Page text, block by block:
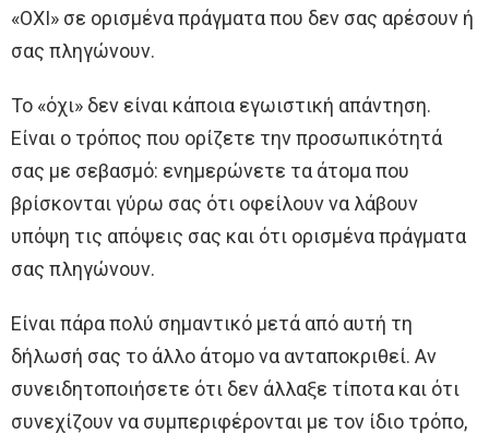
«ΟΧΙ» σε ορισμένα πράγματα που δεν σας αρέσουν ή
σας πληγώνουν.
Το «όχι» δεν είναι κάποια εγωιστική απάντηση.
Είναι ο τρόπος που ορίζετε την προσωπικότητά
σας με σεβασμό: ενημερώνετε τα άτομα που
βρίσκονται γύρω σας ότι οφείλουν να λάβουν
υπόψη τις απόψεις σας και ότι ορισμένα πράγματα
σας πληγώνουν.
Είναι πάρα πολύ σημαντικό μετά από αυτή τη
δήλωσή σας το άλλο άτομο να ανταποκριθεί. Αν
συνειδητοποιήσετε ότι δεν άλλαξε τίποτα και ότι
συνεχίζουν να συμπεριφέρονται με τον ίδιο τρόπο,